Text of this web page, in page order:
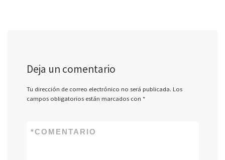
Deja un comentario
Tu dirección de correo electrónico no será publicada. Los
campos obligatorios están marcados con *
COMENTARIO
*